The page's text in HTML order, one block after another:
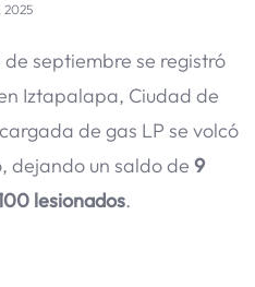
2025
septiembre se registró
Iztapalapa, Ciudad de
de gas LP se volcó
dejando un saldo de 9
lesionados.